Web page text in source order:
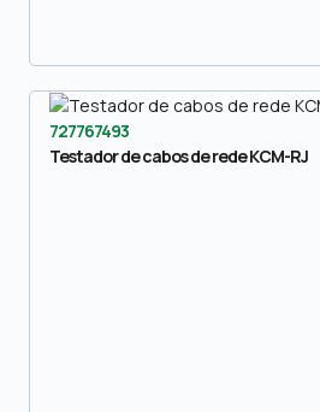
727767493
Testador de cabos de rede KCM-RJ